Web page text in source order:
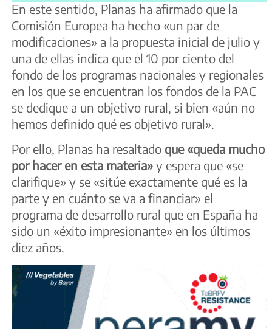
En este sentido, Planas ha afirmado que la
Comisión Europea ha hecho «un par de
modificaciones» a la propuesta inicial de julio y
una de ellas indica que el 10 por ciento del
fondo de los programas nacionales y regionales
en los que se encuentran los fondos de la PAC
se dedique a un objetivo rural, si bien «aún no
hemos definido qué es objetivo rural».
Por ello, Planas ha resaltado que «queda mucho
por hacer en esta materia» y espera que «se
clarifique» y se «sitúe exactamente qué es la
parte y en cuánto se va a financiar» el
programa de desarrollo rural que en España ha
sido un «éxito impresionante» en los últimos
diez años.